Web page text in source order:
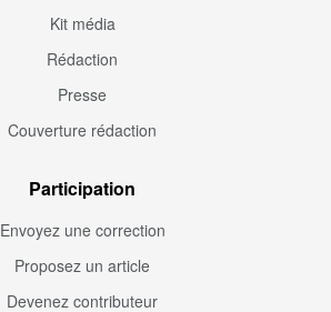
Kit média
Rédaction
Presse
Couverture rédaction
Participation
Envoyez une correction
Proposez un article
Devenez contributeur